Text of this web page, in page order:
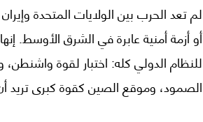
لم تعد الحرب بين الولايات المتحدة
أو أزمة أمنية عابرة في الشرق الأوسط.
للنظام الدولي كله: اختبار لقوة
الصمود، وموقع الصين كقوة كبرى